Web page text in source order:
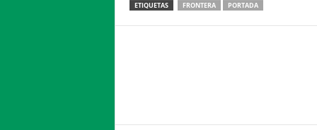
ETIQUETAS FRONTERA PORTADA